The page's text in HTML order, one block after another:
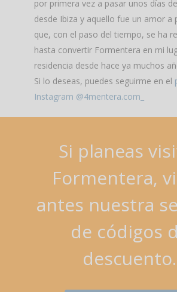
por primera vez a pasar unos días
desde Ibiza y aquello fue un amor a
que, con el paso del tiempo, se ha
hasta convertir Formentera en mi
residencia desde hace ya muchos
Si lo deseas, puedes seguirme en el
Instagram @4mentera.com_
Si planeas
Formentera,
antes nuestra
de códigos
descuento.